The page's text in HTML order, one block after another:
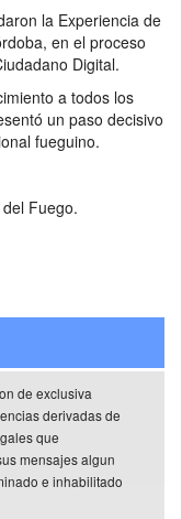
la Experiencia de
en el proceso
Digital.
a todos los
un paso decisivo
fueguino.
Fuego.
de exclusiva
derivadas de
que
mensajes algun
e inhabilitado